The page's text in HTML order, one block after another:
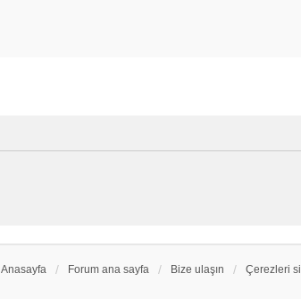
Anasayfa Forum ana sayfa Bize ulaşın Çerezleri sil